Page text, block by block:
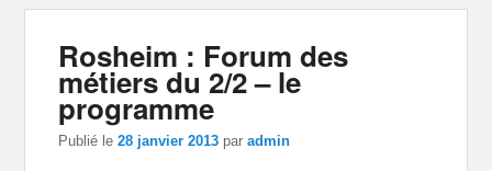
Rosheim : Forum des
métiers du 2/2 – le
programme
Publié le28 janvier 2013 paradmin